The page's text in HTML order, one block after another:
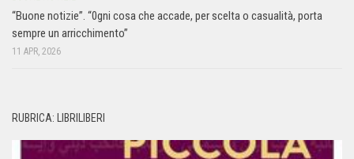
“Buone notizie”. “0gni cosa che accade, per scelta o casualità, porta
sempre un arricchimento”
11 APR, 2026
RUBRICA: LIBRILIBERI